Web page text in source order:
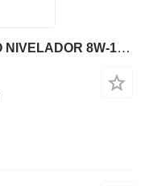
PLACA DE AJUSTE DE CIRCULO NIVELADOR 8W-1749 otra pieza del motor para Caterpillar 140H 140K 12K 1 motoniveladora